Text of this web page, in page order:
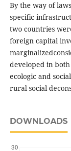
By the way of
specific
two countries
foreign capital
developed in
ecologic and
rural social
DOWNLOADS